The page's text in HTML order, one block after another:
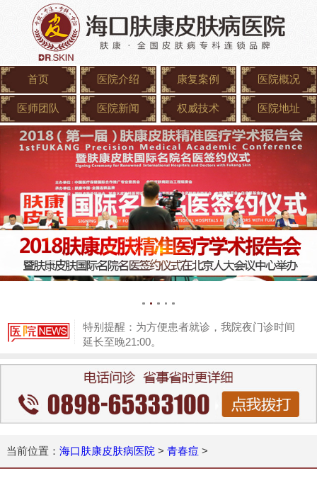
首页 医院介绍 康复案例 医院概况
医师团队 医院新闻 权威技术 医院地址
特别提醒：为方便患者就诊，我院夜门诊时间
延长至晚21:00。
当前位置： 海口肤康皮肤病医院 > 青春痘 >